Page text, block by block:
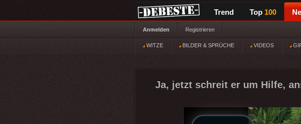
Trend Top 100
Anmelden Registrieren
WITZE BILDER & SPRÜCHE VIDEOS
Ja, jetzt schreit er um Hilfe,